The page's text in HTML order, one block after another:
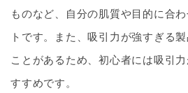
ものなど、自分の肌質や目的に合
トです。また、吸引力が強すぎる
ことがあるため、初心者には吸引
すすめです。